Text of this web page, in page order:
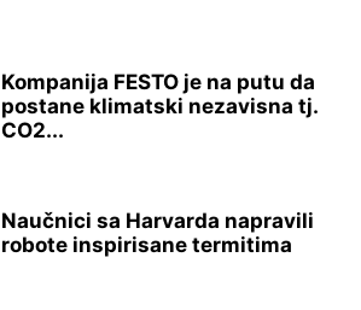
Kompanija FESTO je na putu da
postane klimatski nezavisna tj.
CO2...
Naučnici sa Harvarda napravili
robote inspirisane termitima